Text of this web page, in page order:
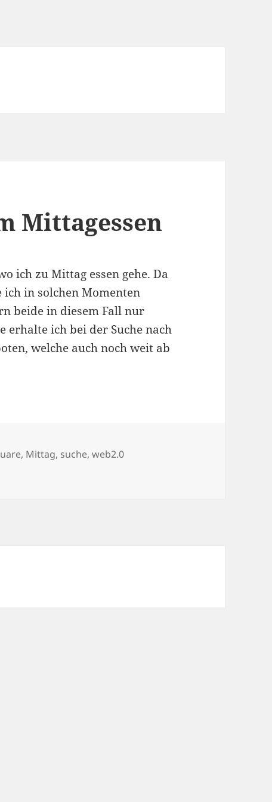
Mittagessen
ich zu Mittag essen gehe. Da
ich in solchen Momenten
beide in diesem Fall nur
erhalte ich bei der Suche nach
welche auch noch weit ab
, Mittag, suche,web2.0
dem Mittagessen